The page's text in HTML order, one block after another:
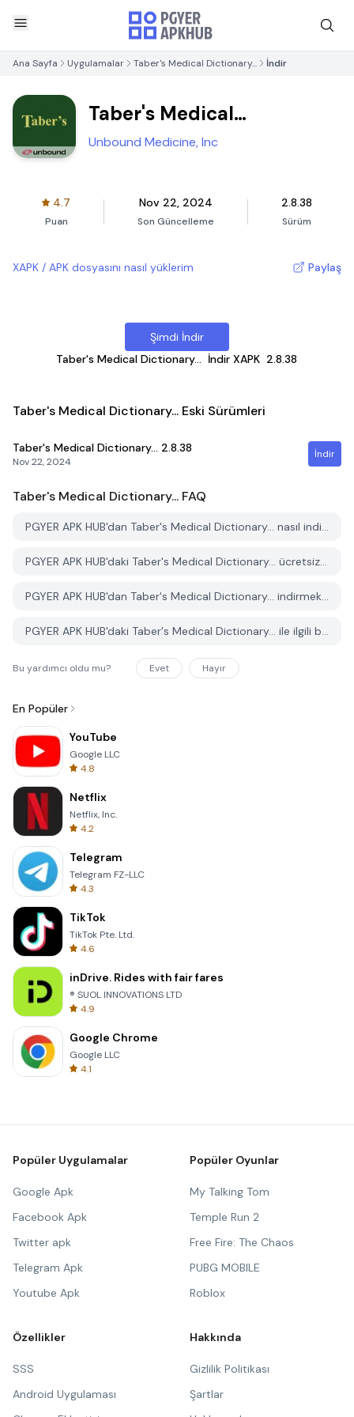
Ana Sayfa Uygulamalar Taber's Medical Dictionary... İndir
Taber's Medical
Dictionary...
Unbound Medicine, Inc
4.7
Puan
Nov 22, 2024
Son Güncelleme
2.8.38
Sürüm
XAPK / APK dosyasını nasıl yüklerim Paylaş
Şimdi İndir
Taber's Medical Dictionary... İndir XAPK 2.8.38
Taber's Medical Dictionary... Eski Sürümleri
Taber's Medical Dictionary... 2.8.38
Nov 22, 2024
İndir
Taber's Medical Dictionary... FAQ
PGYER APK HUB'dan Taber's Medical Dictionary... nasıl indirilir?
PGYER APK HUB'daki Taber's Medical Dictionary... ücretsiz mi indirilebilir?
PGYER APK HUB'dan Taber's Medical Dictionary... indirmek için bir hesaba ihtiyacım var mı?
PGYER APK HUB'daki Taber's Medical Dictionary... ile ilgili bir sorunu nasıl bildirebilirim?
Bu yardımcı oldu mu? Evet Hayır
En Popüler
YouTube
Google LLC
4.8
Netflix
Netflix, Inc.
4.2
Telegram
Telegram FZ-LLC
4.3
TikTok
TikTok Pte. Ltd.
4.6
inDrive. Rides with fair fares
® SUOL INNOVATIONS LTD
4.9
Google Chrome
Google LLC
4.1
Popüler Uygulamalar
Google Apk
Facebook Apk
Twitter apk
Telegram Apk
Youtube Apk
Popüler Oyunlar
My Talking Tom
Temple Run 2
Free Fire: The Chaos
PUBG MOBILE
Roblox
Özellikler
SSS
Android Uygulaması
Hakkında
Gizlilik Politikası
Şartlar